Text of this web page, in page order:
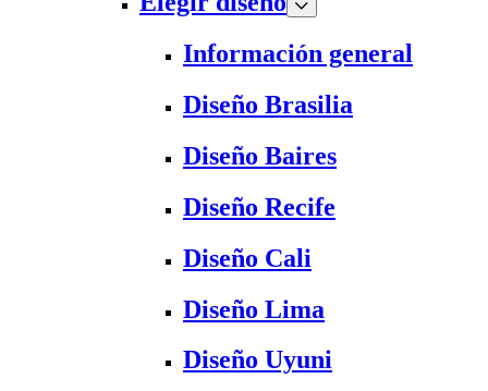
Información general
Diseño Brasilia
Diseño Baires
Diseño Recife
Diseño Cali
Diseño Lima
Diseño Uyuni